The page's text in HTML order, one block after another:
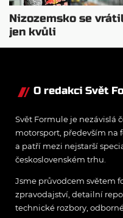
Nizozemsko se
jen kvůli
Verstappenovi, říká
O redakci Svět
Svět Formule je nezávislá
motorsport, především na
a patří mezi nejstarší
československém trhu.
Jsme průvodcem světem
zpravodajství, detailní
technické rozbory,